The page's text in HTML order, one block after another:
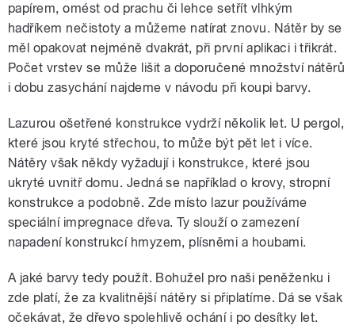
papírem, omést od prachu či lehce setřít vlhkým
hadříkem nečistoty a můžeme natírat znovu. Nátěr by se
měl opakovat nejméně dvakrát, při první aplikaci i třikrát.
Počet vrstev se může lišit a doporučené množství nátěrů
i dobu zasychání najdeme v návodu při koupi barvy.
Lazurou ošetřené konstrukce vydrží několik let. U pergol,
které jsou kryté střechou, to může být pět let i více.
Nátěry však někdy vyžadují i konstrukce, které jsou
ukryté uvnitř domu. Jedná se například o krovy, stropní
konstrukce a podobně. Zde místo lazur používáme
speciální impregnace dřeva. Ty slouží o zamezení
napadení konstrukcí hmyzem, plísněmi a houbami.
A jaké barvy tedy použít. Bohužel pro naši peněženku i
zde platí, že za kvalitnější nátěry si připlatíme. Dá se však
očekávat, že dřevo spolehlivě ochání i po desítky let.